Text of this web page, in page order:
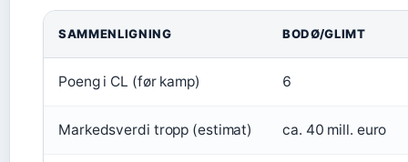
SAMMENLIGNING BODØ/GLIMT
Poeng i CL (før kamp) 6
Markedsverdi tropp (estimat) ca. 40 mill. euro